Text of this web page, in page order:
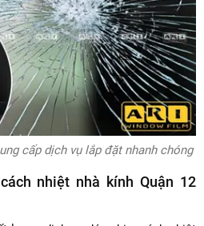
cấp dịch vụ lắp đặt nhanh chóng
nhiệt nhà kính Quận 12